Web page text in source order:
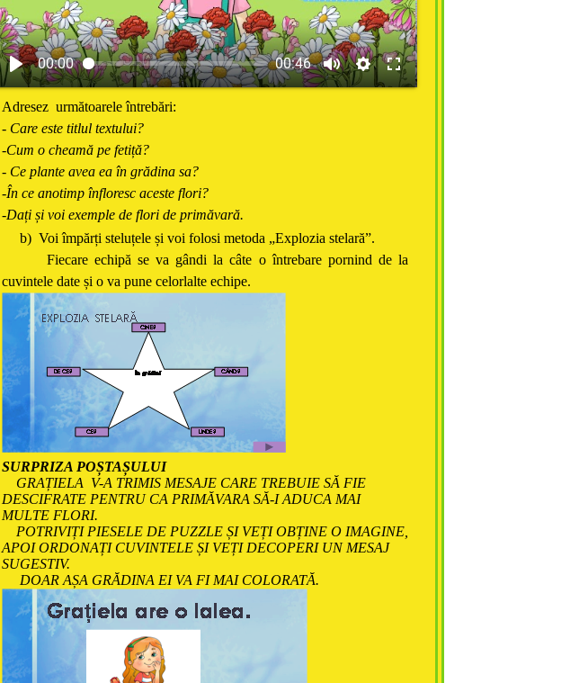
00:00 00:46
Adresez următoarele întrebări:
- Care este titlul textului?
-Cum o cheamă pe fetiță?
- Ce plante avea ea în grădina sa?
-În ce anotimp înfloresc aceste flori?
-Dați și voi exemple de flori de primăvară.
b) Voi împărți steluțele și voi folosi metoda „Explozia stelară”.
Fiecare echipă se va gândi la câte o întrebare pornind de la
cuvintele date și o va pune celorlalte echipe.
SURPRIZA POȘTAȘULUI
GRAȚIELA V-A TRIMIS MESAJE CARE TREBUIE SĂ FIE
DESCIFRATE PENTRU CA PRIMĂVARA SĂ-I ADUCA MAI
MULTE FLORI.
POTRIVIȚI PIESELE DE PUZZLE ȘI VEȚI OBȚINE O IMAGINE,
APOI ORDONAȚI CUVINTELE ȘI VEȚI DECOPERI UN MESAJ
SUGESTIV.
DOAR AȘA GRĂDINA EI VA FI MAI COLORATĂ.